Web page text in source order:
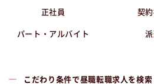
正社員 契
パート・アルバイト
こだわり条件で昼職転職求人を検索